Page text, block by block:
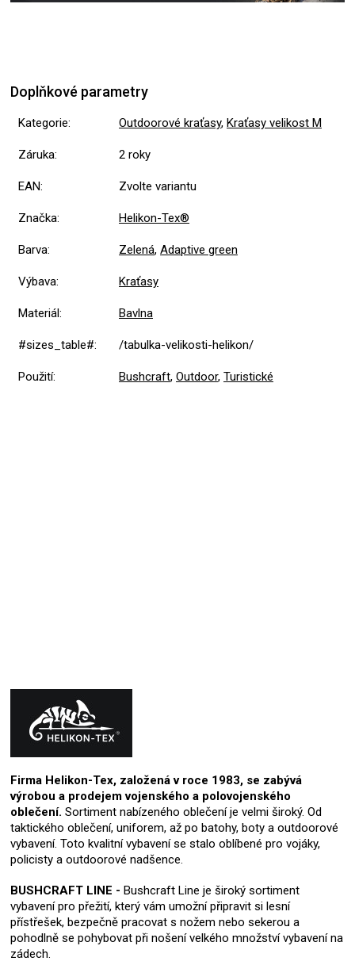
Doplňkové parametry
Kategorie: Outdoorové kraťasy, Kraťasy velikost M
Záruka: 2 roky
EAN: Zvolte variantu
Značka: Helikon-Tex®
Barva: Zelená, Adaptive green
Výbava: Kraťasy
Materiál: Bavlna
#sizes_table#: /tabulka-velikosti-helikon/
Použití: Bushcraft, Outdoor, Turistické
Firma Helikon-Tex, založená v roce 1983, se zabývá
výrobou a prodejem vojenského a polovojenského
oblečení. Sortiment nabízeného oblečení je velmi široký. Od
taktického oblečení, uniforem, až po batohy, boty a outdoorové
vybavení. Toto kvalitní vybavení se stalo oblíbené pro vojáky,
policisty a outdoorové nadšence.
BUSHCRAFT LINE - Bushcraft Line je široký sortiment
vybavení pro přežití, který vám umožní připravit si lesní
přístřešek, bezpečně pracovat s nožem nebo sekerou a
pohodlně se pohybovat při nošení velkého množství vybavení na
zádech.